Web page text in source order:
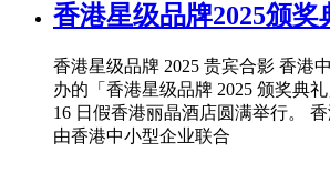
香港星级品牌2025颁奖
香港星级品牌 2025 贵宾合影 香港
办的「香港星级品牌 2025 颁奖典礼
16 日假香港丽晶酒店圆满举行。
由香港中小型企业联合